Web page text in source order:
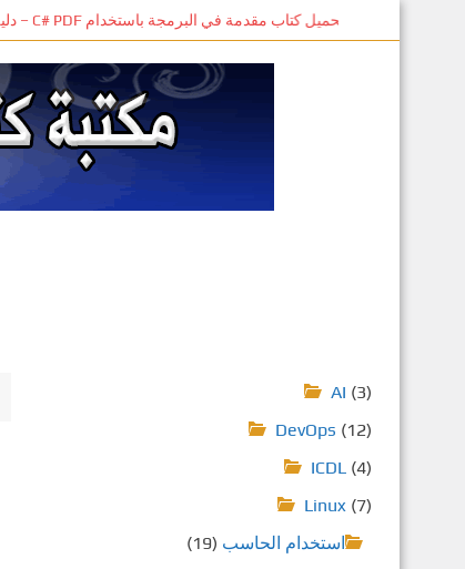
k
تحميل كتاب مقدمة في البرمجة باستخدام C# PDF – دليل المبتدئين للتعلم الذاتي
AI (3)
DevOps (12)
ICDL(4)
Linux(7)
استخدام الحاسب (19)